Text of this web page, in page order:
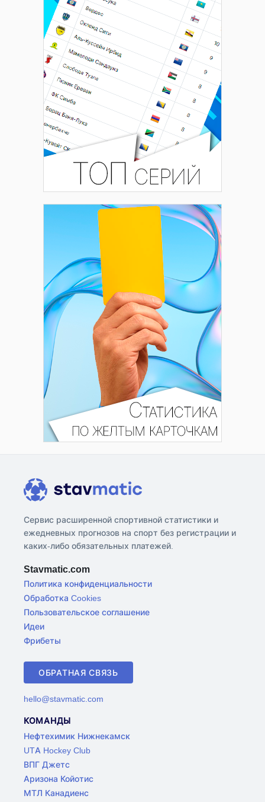
Сервис расширенной спортивной статистики и
ежедневных прогнозов на спорт без регистрации и
каких-либо обязательных платежей.
Stavmatic.com
Политика конфиденциальности
Обработка Cookies
Пользовательское соглашение
Идеи
Фрибеты
ОБРАТНАЯ СВЯЗЬ
hello@stavmatic.com
КОМАНДЫ
Нефтехимик Нижнекамск
UTA Hockey Club
ВПГ Джетс
Аризона Койотис
МТЛ Канадиенс